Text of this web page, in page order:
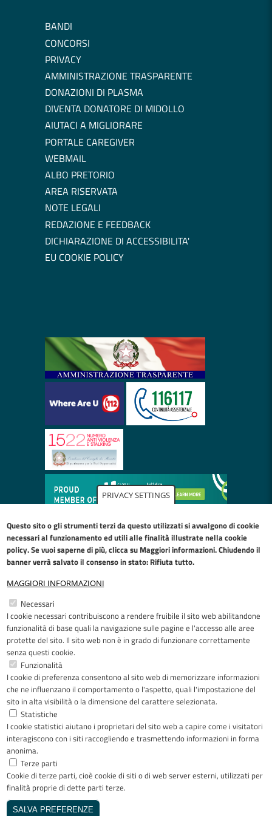
PRIVACY SETTINGS
Questo sito o gli strumenti terzi da questo utilizzati si avvalgono di cookie
necessari al funzionamento ed utili alle finalità illustrate nellacookie
policy. Se vuoi saperne di più, clicca su Maggiori informazioni. Chiudendo il
banner verrà salvato il consenso in stato: Rifiuta tutto.
MAGGIORI INFORMAZIONI
Necessari
I cookie necessari contribuiscono a rendere fruibile il sito web abilitandone
funzionalità di base quali la navigazione sulle pagine e l'accesso alle aree
protette del sito. Il sito web non è in grado di funzionare correttamente
senza questi cookie.
Funzionalità
I cookie di preferenza consentono al sito web di memorizzare informazioni
che ne influenzano il comportamento o l'aspetto, quali l'impostazione del
sito in alta visibilità o la dimensione del carattere selezionata.
Statistiche
I cookie statistici aiutano i proprietari del sito web a capire come i visitatori
interagiscono con i siti raccogliendo e trasmettendo informazioni in forma
anonima.
Terze parti
Cookie di terze parti, cioè cookie di siti o di web server esterni, utilizzati per
finalità proprie di dette parti terze.
SALVA PREFERENZE
BANDI
CONCORSI
PRIVACY
AMMINISTRAZIONE TRASPARENTE
DONAZIONI DI PLASMA
DIVENTA DONATORE DI MIDOLLO
AIUTACI A MIGLIORARE
PORTALE CAREGIVER
WEBMAIL
ALBO PRETORIO
AREA RISERVATA
NOTE LEGALI
REDAZIONE E FEEDBACK
DICHIARAZIONE DI ACCESSIBILITA'
EU COOKIE POLICY
Restiamo in contatto
FacebookYouTubeLinkedInInstagram
Riconoscimenti
Copyright © 2005-2023 - ASST Papa
Giovanni XXIII - Piazza OMS 1 24127
Bergamo - Tutti i diritti riservati